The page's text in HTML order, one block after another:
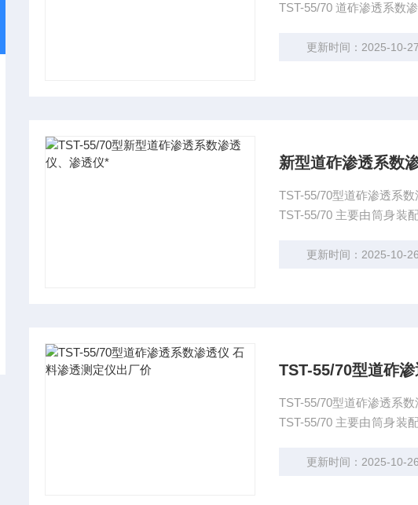
TST-55/70 道砟渗透系数
更新时间：2025-10-27
新型道砟渗透系数
TST-55/70型道砟渗透系数渗透仪 石料渗透测定仪 铁科院标准道砟渗透系
TST-55/70 主要由筒身装配件、木制击锤、测压管盒组成。筒身装配件由渗水筒、渗水板、刻
更新时间：2025-10-26
TST-55/70型道砟
TST-55/70型道砟渗透系数渗透仪 石料渗透测定仪 铁科院标准道砟渗透系
TST-55/70 主要由筒身装配件、木制击锤、测压管盒组成。筒身装配件由渗水筒、渗水板、刻
更新时间：2025-10-26